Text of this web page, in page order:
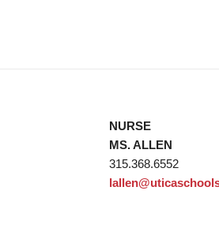
NURSE
MS. ALLEN
315.368.6552